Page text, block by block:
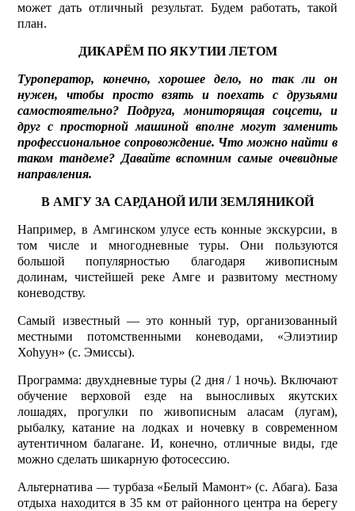
может дать отличный результат. Будем работать, такой
план.
ДИКАРЁМ ПО ЯКУТИИ ЛЕТОМ
Туроператор, конечно, хорошее дело, но так ли он
нужен, чтобы просто взять и поехать с друзьями
самостоятельно? Подруга, мониторящая соцсети, и
друг с просторной машиной вполне могут заменить
профессиональное сопровождение. Что можно найти в
таком тандеме? Давайте вспомним самые очевидные
направления.
В АМГУ ЗА САРДАНОЙ ИЛИ ЗЕМЛЯНИКОЙ
Например, в Амгинском улусе есть конные экскурсии, в
том числе и многодневные туры. Они пользуются
большой популярностью благодаря живописным
долинам, чистейшей реке Амге и развитому местному
коневодству.
Самый известный — это конный тур, организованный
местными потомственными коневодами, «Элиэтиир
Хоһуун» (с. Эмиссы).
Программа: двухдневные туры (2 дня / 1 ночь). Включают
обучение верховой езде на выносливых якутских
лошадях, прогулки по живописным аласам (лугам),
рыбалку, катание на лодках и ночевку в современном
аутентичном балагане. И, конечно, отличные виды, где
можно сделать шикарную фотосессию.
Альтернатива — турбаза «Белый Мамонт» (с. Абага). База
отдыха находится в 35 км от районного центра на берегу